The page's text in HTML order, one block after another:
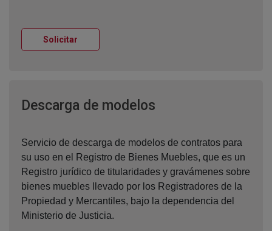
Solicitar
Descarga de modelos
Servicio de descarga de modelos de contratos para
su uso en el Registro de Bienes Muebles, que es un
Registro jurídico de titularidades y gravámenes sobre
bienes muebles llevado por los Registradores de la
Propiedad y Mercantiles, bajo la dependencia del
Ministerio de Justicia.